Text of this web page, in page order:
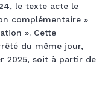
, le texte acte le
complémentaire »
». Cette
du même jour,
2025, soit à partir de